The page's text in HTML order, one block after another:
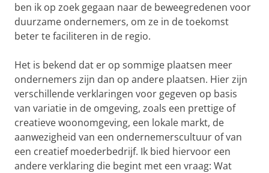
ben ik op zoek gegaan naar de beweegredenen voor
duurzame ondernemers, om ze in de toekomst
beter te faciliteren in de regio.
Het is bekend dat er op sommige plaatsen meer
ondernemers zijn dan op andere plaatsen. Hier zijn
verschillende verklaringen voor gegeven op basis
van variatie in de omgeving, zoals een prettige of
creatieve woonomgeving, een lokale markt, de
aanwezigheid van een ondernemerscultuur of van
een creatief moederbedrijf. Ik bied hiervoor een
andere verklaring die begint met een vraag: Wat